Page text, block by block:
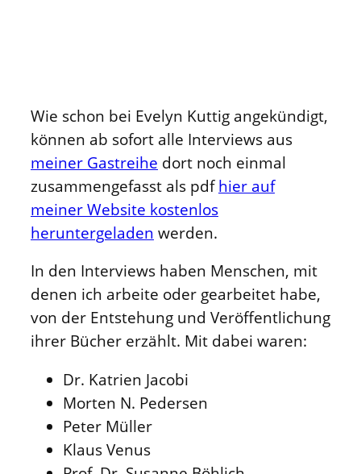
Wie schon bei Evelyn Kuttig angekündigt,
können ab sofort alle Interviews aus
meiner Gastreihe dort noch einmal
zusammengefasst als pdfhier auf
meiner Website kostenlos
heruntergeladen werden.
In den Interviews haben Menschen, mit
denen ich arbeite oder gearbeitet habe,
von der Entstehung und Veröffentlichung
ihrer Bücher erzählt. Mit dabei waren:
Dr. Katrien Jacobi
Morten N. Pedersen
Peter Müller
Klaus Venus